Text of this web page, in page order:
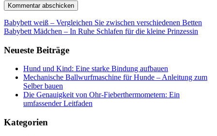
Beitragsnavigation
Babybett weiß – Vergleichen Sie zwischen verschiedenen Betten
Babybett Mädchen – In Ruhe Schlafen für die kleine Prinzessin
Neueste Beiträge
Hund und Kind: Eine starke Bindung aufbauen
Mechanische Ballwurfmaschine für Hunde – Anleitung zum
Selber bauen
Die Genauigkeit von Ohr-Fieberthermometern: Ein
umfassender Leitfaden
Kategorien